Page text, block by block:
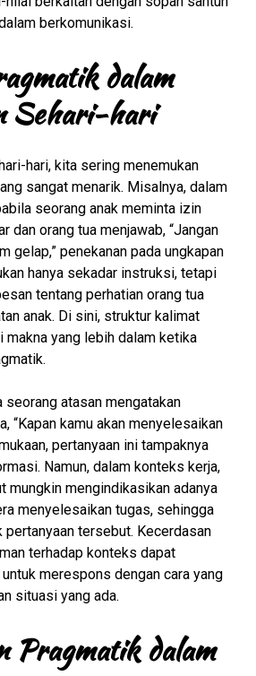
berkomunikasi.
dalam
Sehari-hari
hari, kita sering menemukan
sangat menarik. Misalnya, dalam
seorang anak meminta izin
dan orang tua menjawab, “Jangan
gelap,” penekanan pada ungkapan
hanya sekadar instruksi, tetapi
tentang perhatian orang tua
anak. Di sini, struktur kalimat
makna yang lebih dalam ketika
seorang atasan mengatakan
“Kapan kamu akan menyelesaikan
pertanyaan ini tampaknya
Namun, dalam konteks kerja,
mungkin mengindikasikan adanya
menyelesaikan tugas, sehingga
tersebut. Kecerdasan
terhadap konteks dapat
merespons dengan cara yang
situasi yang ada.
Pragmatik dalam